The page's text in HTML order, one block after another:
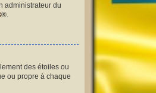
administrateur du
®.
des étoiles ou
ou propre à chaque